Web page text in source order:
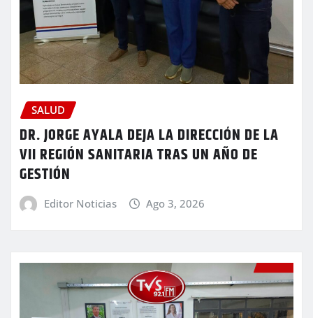
SALUD
DR. JORGE AYALA DEJA LA DIRECCIÓN DE LA
VII REGIÓN SANITARIA TRAS UN AÑO DE
GESTIÓN
Editor Noticias Ago 3, 2026